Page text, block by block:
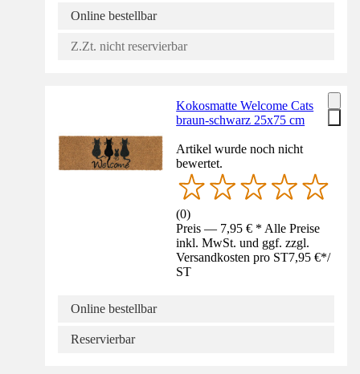
Online bestellbar
Z.Zt. nicht reservierbar
Kokosmatte Welcome Cats
braun-schwarz 25x75 cm
Artikel wurde noch nicht
bewertet.
(0)
Preis — 7,95 € * Alle Preise
inkl. MwSt. und ggf. zzgl.
Versandkosten pro ST7,95 €*/
ST
Online bestellbar
Reservierbar